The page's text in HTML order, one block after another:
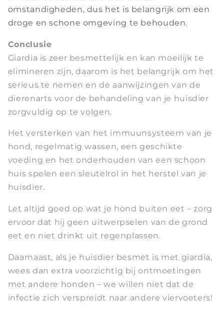
omstandigheden, dus het is belangrijk om een
droge en schone omgeving te behouden.
Conclusie
Giardia is zeer besmettelijk en kan moeilijk te
elimineren zijn, daarom is het belangrijk om het
serieus te nemen en de aanwijzingen van de
dierenarts voor de behandeling van je huisdier
zorgvuldig op te volgen.
Het versterken van het immuunsysteem van je
hond, regelmatig wassen, een geschikte
voeding en het onderhouden van een schoon
huis spelen een sleutelrol in het herstel van je
huisdier.
Let altijd goed op wat je hond buiten eet – zorg
ervoor dat hij geen uitwerpselen van de grond
eet en niet drinkt uit regenplassen.
Daarnaast, als je huisdier besmet is met giardia,
wees dan extra voorzichtig bij ontmoetingen
met andere honden – we willen niet dat de
infectie zich verspreidt naar andere viervoeters!